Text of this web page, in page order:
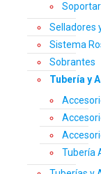
Selladores
Sistema
Sobrantes
Tubería y
Tubería